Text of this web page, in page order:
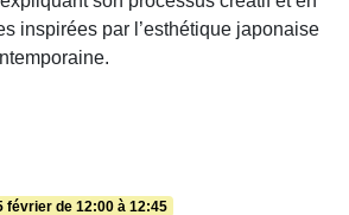
inspirées par l’esthétique japonaise
février de 12:00 à 12:45